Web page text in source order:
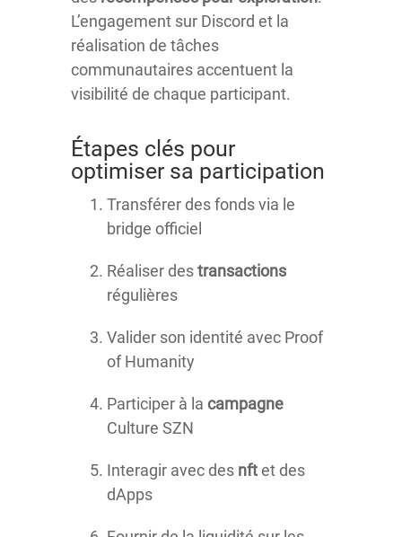
L’engagement sur Discord et la
réalisation de tâches
communautaires accentuent la
visibilité de chaque participant.
Étapes clés pour
optimiser sa participation
Transférer des fonds via le
bridge officiel
Réaliser destransactions
régulières
Valider son identité avec Proof
of Humanity
Participer à la campagne
Culture SZN
Interagir avec des nftet des
dApps